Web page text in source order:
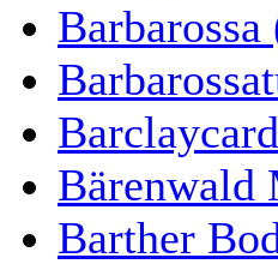
Barbarossa
Bärenwald
Barther